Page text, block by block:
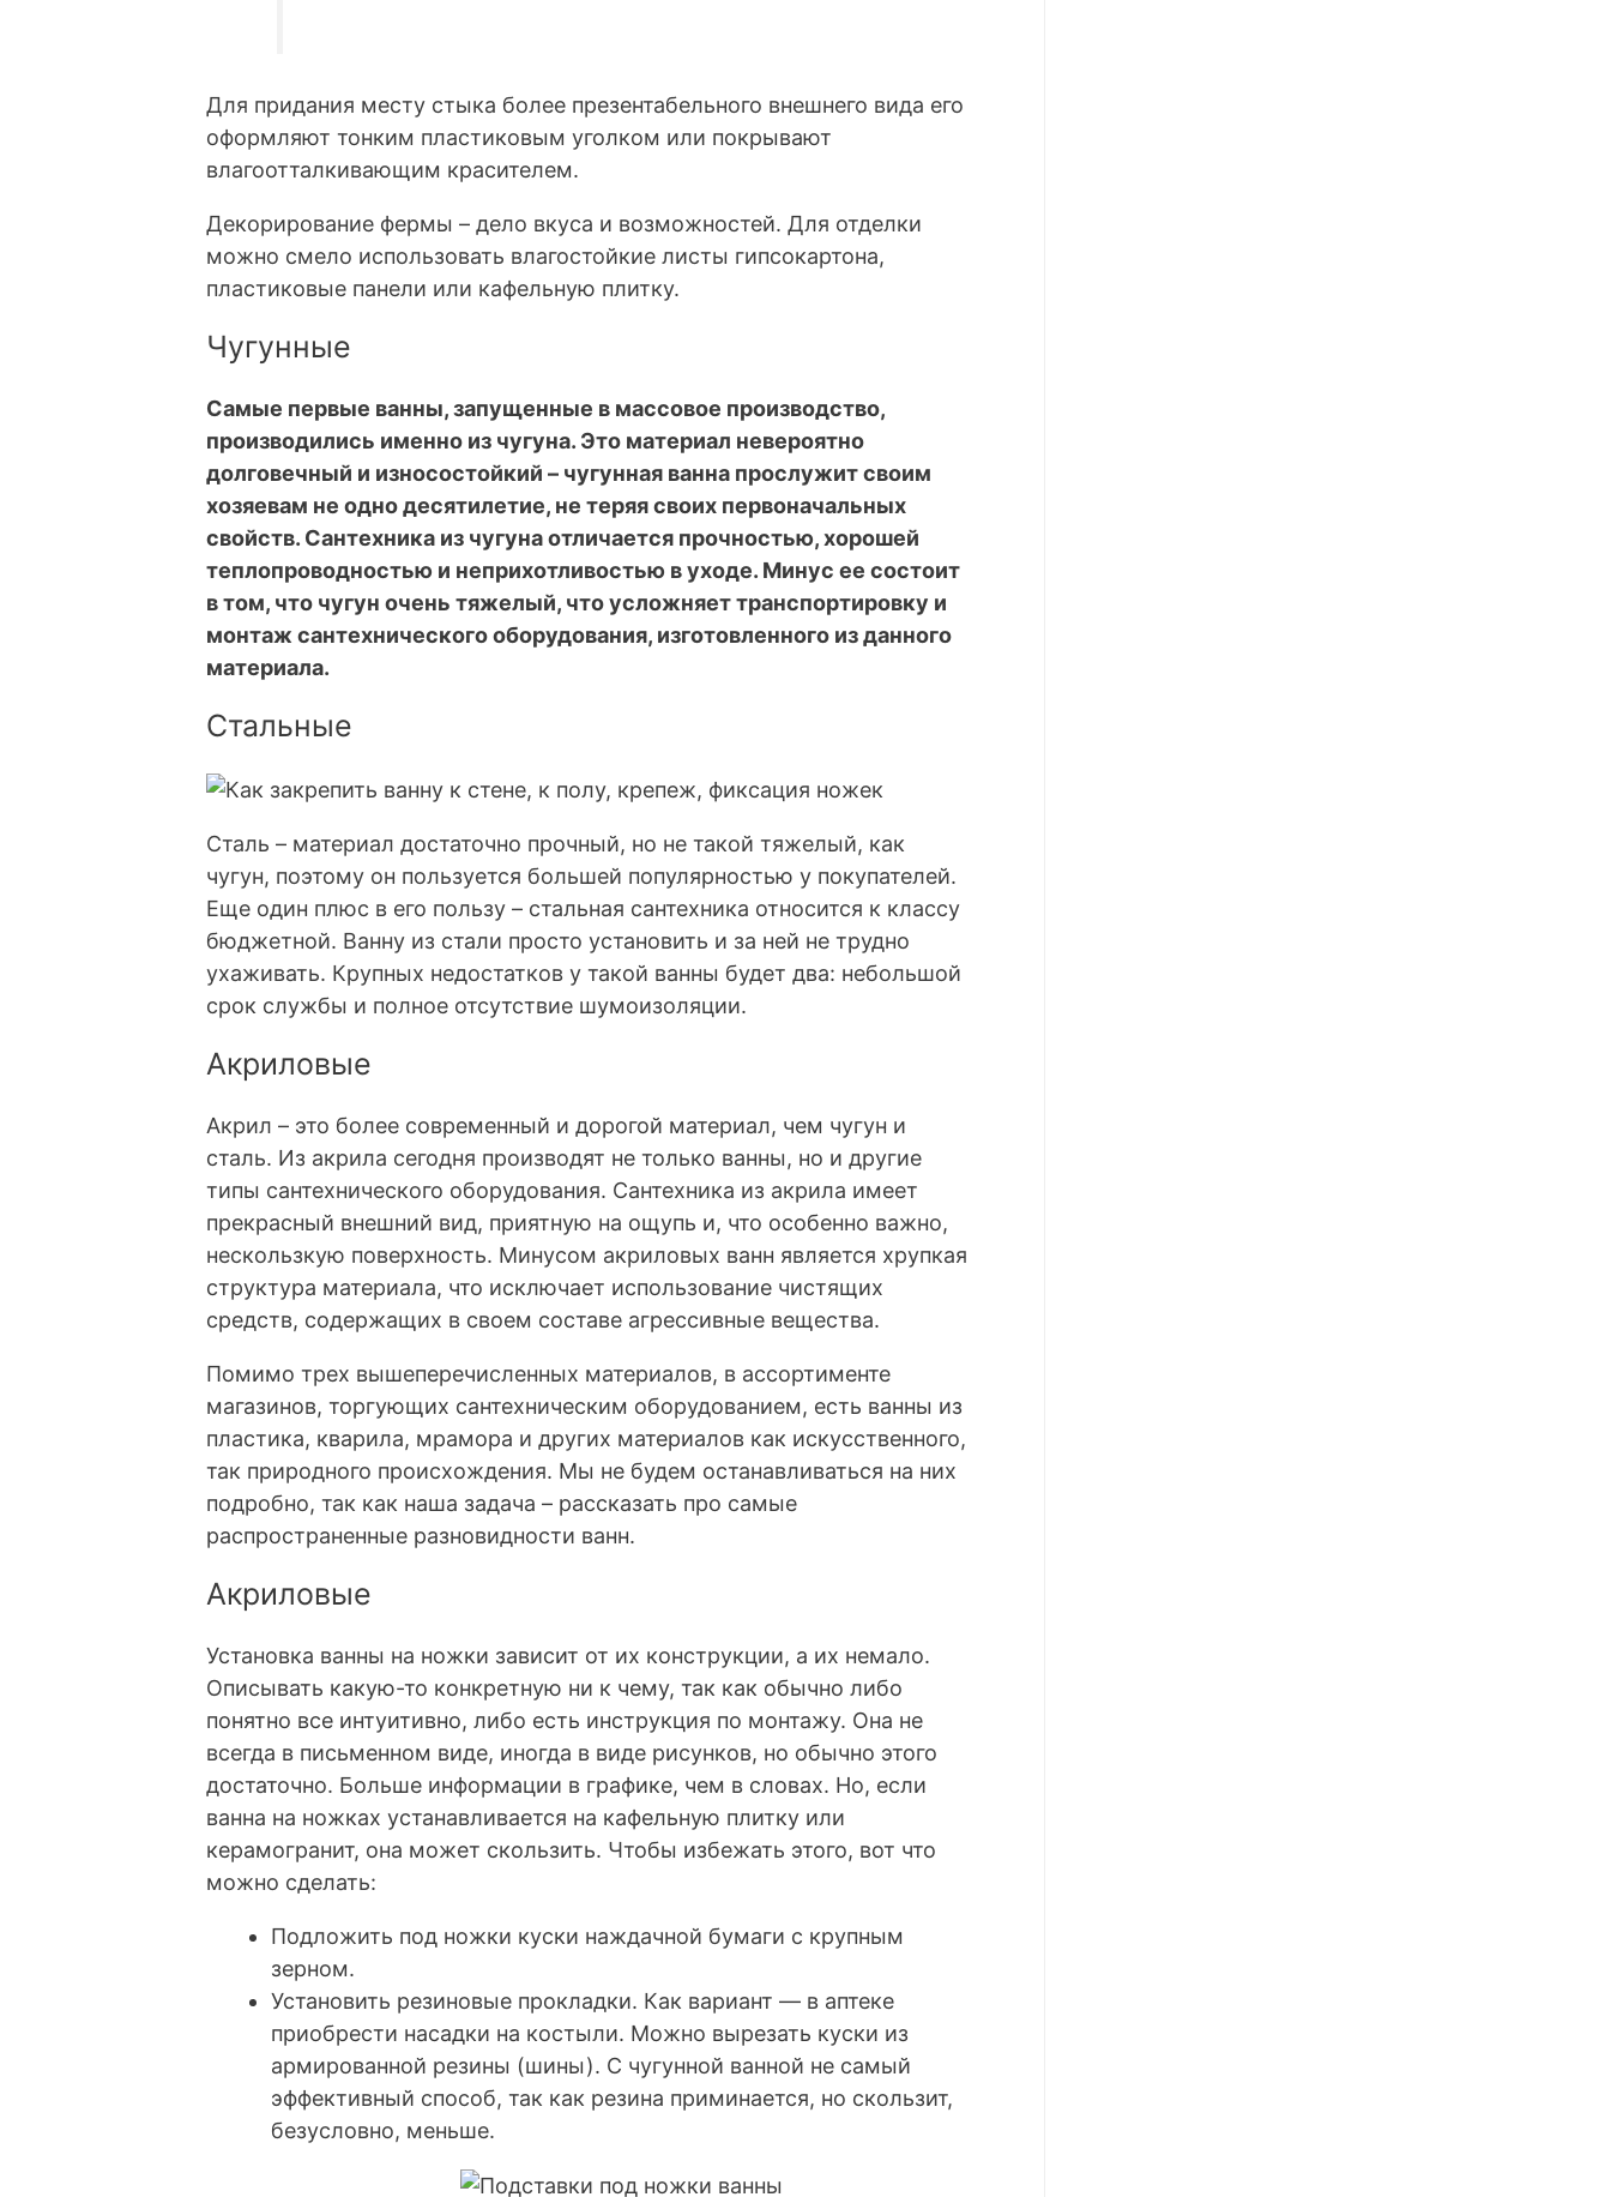
Для придания месту стыка более презентабельного внешнего вида его
оформляют тонким пластиковым уголком или покрывают
влагоотталкивающим красителем.
Декорирование фермы – дело вкуса и возможностей. Для отделки
можно смело использовать влагостойкие листы гипсокартона,
пластиковые панели или кафельную плитку.
Чугунные
Самые первые ванны, запущенные в массовое производство,
производились именно из чугуна. Это материал невероятно
долговечный и износостойкий – чугунная ванна прослужит своим
хозяевам не одно десятилетие, не теряя своих первоначальных
свойств. Сантехника из чугуна отличается прочностью, хорошей
теплопроводностью и неприхотливостью в уходе. Минус ее состоит
в том, что чугун очень тяжелый, что усложняет транспортировку и
монтаж сантехнического оборудования, изготовленного из данного
материала.
Стальные
Сталь – материал достаточно прочный, но не такой тяжелый, как
чугун, поэтому он пользуется большей популярностью у покупателей.
Еще один плюс в его пользу – стальная сантехника относится к классу
бюджетной. Ванну из стали просто установить и за ней не трудно
ухаживать. Крупных недостатков у такой ванны будет два: небольшой
срок службы и полное отсутствие шумоизоляции.
Акриловые
Акрил – это более современный и дорогой материал, чем чугун и
сталь. Из акрила сегодня производят не только ванны, но и другие
типы сантехнического оборудования. Сантехника из акрила имеет
прекрасный внешний вид, приятную на ощупь и, что особенно важно,
нескользкую поверхность. Минусом акриловых ванн является хрупкая
структура материала, что исключает использование чистящих
средств, содержащих в своем составе агрессивные вещества.
Помимо трех вышеперечисленных материалов, в ассортименте
магазинов, торгующих сантехническим оборудованием, есть ванны из
пластика, кварила, мрамора и других материалов как искусственного,
так природного происхождения. Мы не будем останавливаться на них
подробно, так как наша задача – рассказать про самые
распространенные разновидности ванн.
Акриловые
Установка ванны на ножки зависит от их конструкции, а их немало.
Описывать какую-то конкретную ни к чему, так как обычно либо
понятно все интуитивно, либо есть инструкция по монтажу. Она не
всегда в письменном виде, иногда в виде рисунков, но обычно этого
достаточно. Больше информации в графике, чем в словах. Но, если
ванна на ножках устанавливается на кафельную плитку или
керамогранит, она может скользить. Чтобы избежать этого, вот что
можно сделать:
Подложить под ножки куски наждачной бумаги с крупным
зерном.
Установить резиновые прокладки. Как вариант — в аптеке
приобрести насадки на костыли. Можно вырезать куски из
армированной резины (шины). С чугунной ванной не самый
эффективный способ, так как резина приминается, но скользит,
безусловно, меньше.